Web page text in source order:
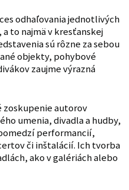
odhaľovania jednotlivých
to najmä v kresťanskej
sú rôzne za sebou
objekty, pohybové
zaujme výrazná
zoskupenie autorov
umenia, divadla a hudby,
performancií,
či inštalácií. Ich tvorba
ako v galériách alebo